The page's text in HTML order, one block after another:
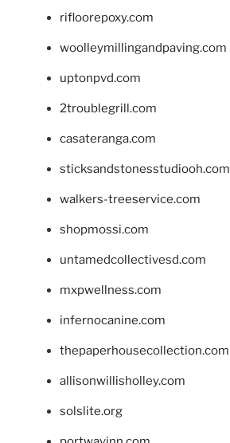
rifloorepoxy.com
woolleymillingandpaving.com
uptonpvd.com
2troublegrill.com
casateranga.com
sticksandstonesstudiooh.com
walkers-treeservice.com
shopmossi.com
untamedcollectivesd.com
mxpwellness.com
infernocanine.com
thepaperhousecollection.com
allisonwillisholley.com
solslite.org